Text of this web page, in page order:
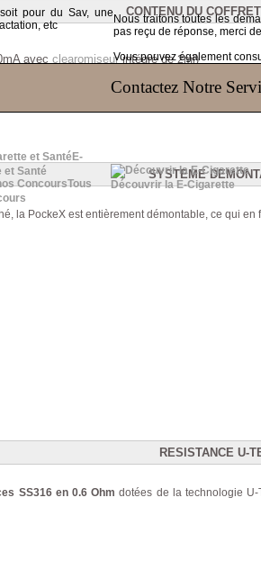
pour du Sav, une
etc
Nous traitons toutes les
pas reçu de réponse, merci
Vous pouvez également
Contactez Notre
E-
et Santé
Tous
Découvrir la E-Cigarette
CONTENU DU
avec clearomiseurintégré de2ml)
SYSTEME
la PockeX est entièrement démontable, ce qui
RESISTANCE U-
SS316 en 0.6 Ohm dotées de la technologie